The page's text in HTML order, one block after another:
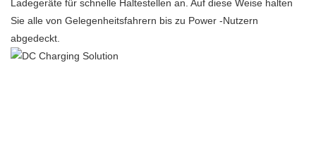
Ladegeräte für schnelle Haltestellen an. Auf diese Weise halten
Sie alle von Gelegenheitsfahrern bis zu Power -Nutzern
abgedeckt.